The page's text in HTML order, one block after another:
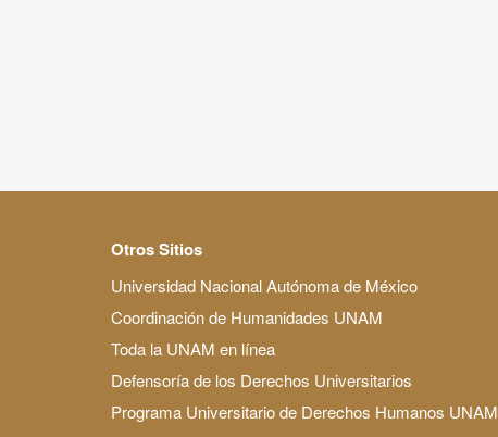
Otros Sitios
Universidad Nacional Autónoma de México
Coordinación de Humanidades UNAM
Toda la UNAM en línea
Defensoría de los Derechos Universitarios
Programa Universitario de Derechos Humanos UNAM